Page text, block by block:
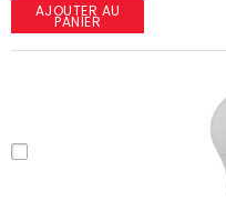
AJOUTER AU
PANIER